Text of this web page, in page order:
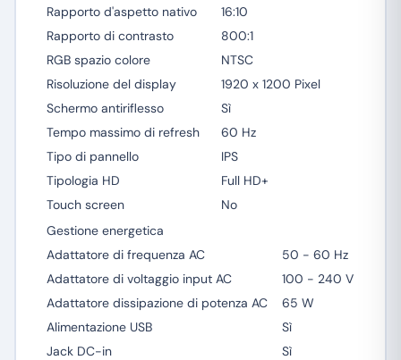
Rapporto d'aspetto nativo
16:10
Rapporto di contrasto
800:1
RGB spazio colore
NTSC
Risoluzione del display
1920 x 1200 Pixel
Schermo antiriflesso
Sì
Tempo massimo di refresh
60 Hz
Tipo di pannello
IPS
Tipologia HD
Full HD+
Touch screen
No
Gestione energetica
Adattatore di frequenza AC
50 - 60 Hz
Adattatore di voltaggio input AC
100 - 240 V
Adattatore dissipazione di potenza AC
65 W
Alimentazione USB
Sì
Jack DC-in
Sì